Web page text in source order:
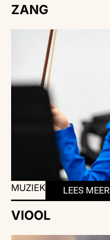
ZANG
MUZIEK LEES MEER
VIOOL